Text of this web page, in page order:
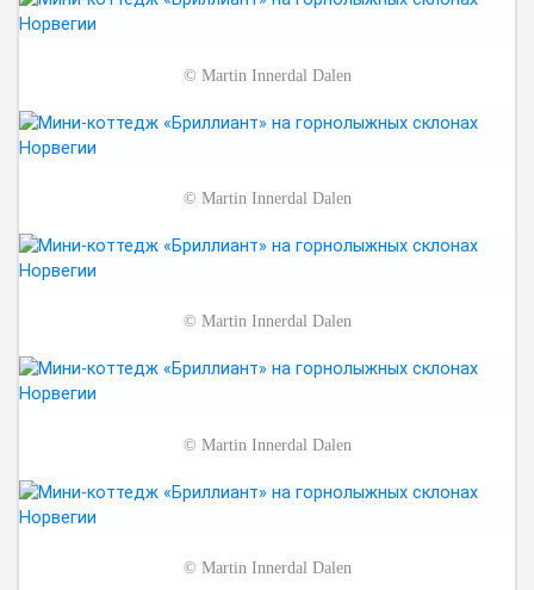
© Martin Innerdal Dalen
© Martin Innerdal Dalen
© Martin Innerdal Dalen
© Martin Innerdal Dalen
© Martin Innerdal Dalen